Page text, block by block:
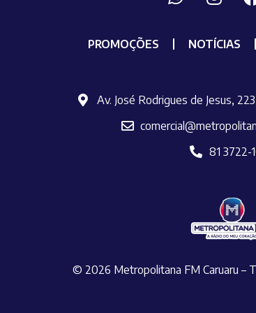
PROMOÇÕES NOTÍCIAS
Av. José Rodrigues de Jesus,
81 3722-
© 2026 Metropolitana FM Caruaru –